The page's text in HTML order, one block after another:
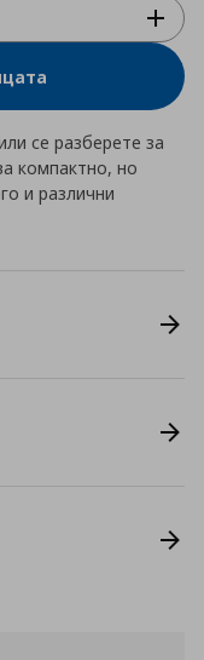
се разберете за
компактно, но
и различни